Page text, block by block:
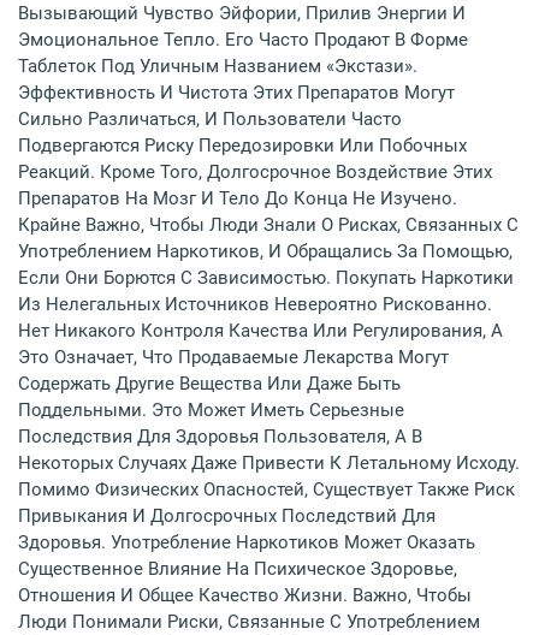
Вызывающий Чувство Эйфории, Прилив Энергии И
Эмоциональное Тепло. Его Часто Продают В Форме
Таблеток Под Уличным Названием «экстази».
Эффективность И Чистота Этих Препаратов Могут
Сильно Различаться, И Пользователи Часто
Подвергаются Риску Передозировки Или Побочных
Реакций. Кроме Того, Долгосрочное Воздействие Этих
Препаратов На Мозг И Тело До Конца Не Изучено.
Крайне Важно, Чтобы Люди Знали О Рисках, Связанных С
Употреблением Наркотиков, И Обращались За Помощью,
Если Они Борются С Зависимостью. Покупать Наркотики
Из Нелегальных Источников Невероятно Рискованно.
Нет Никакого Контроля Качества Или Регулирования, А
Это Означает, Что Продаваемые Лекарства Могут
Содержать Другие Вещества Или Даже Быть
Поддельными. Это Может Иметь Серьезные
Последствия Для Здоровья Пользователя, А В
Некоторых Случаях Даже Привести К Летальному Исходу.
Помимо Физических Опасностей, Существует Также Риск
Привыкания И Долгосрочных Последствий Для
Здоровья. Употребление Наркотиков Может Оказать
Существенное Влияние На Психическое Здоровье,
Отношения И Общее Качество Жизни. Важно, Чтобы
Люди Понимали Риски, Связанные С Употреблением